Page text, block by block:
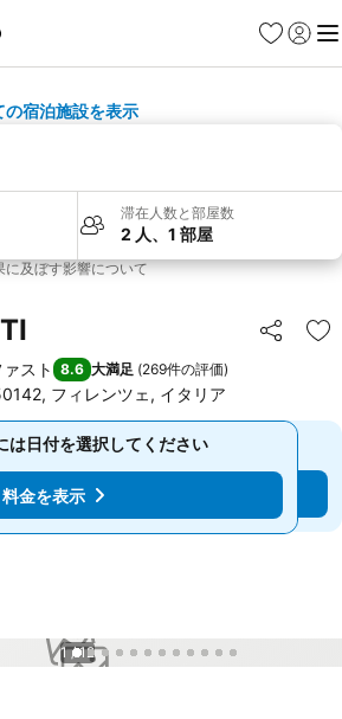
お気に入り
ログイ
メ
の宿泊施設を表示
滞在人数と部屋数
2 人、1 部屋
に及ぼす影響について
シェア お
スト 8.6 大満足 (269件の評価)
フィレンツェ, イタリア
は日付を選択してください
料金を表示
は日付を選択してください
料金を表示
1 / 12